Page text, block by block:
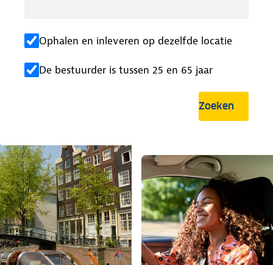
Ophalen en inleveren op dezelfde locatie
De bestuurder is tussen 25 en 65 jaar
Zoeken